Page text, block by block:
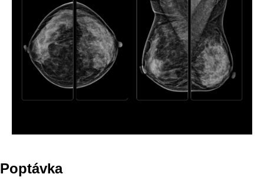
Poptávka